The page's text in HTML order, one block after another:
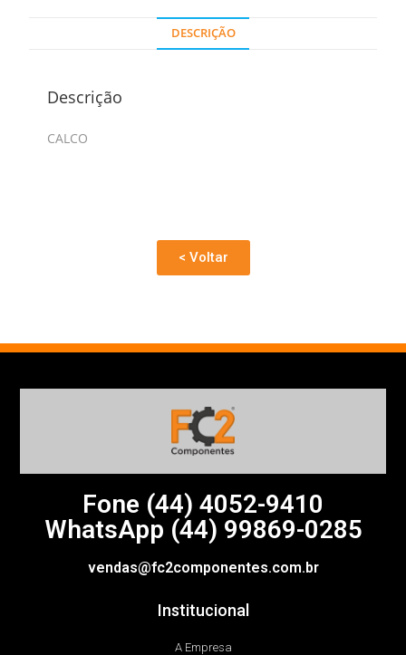
DESCRIÇÃO
Descrição
CALCO
< Voltar
Fone (44) 4052-9410
WhatsApp (44) 99869-0285
vendas@fc2componentes.com.br
Institucional
A Empresa